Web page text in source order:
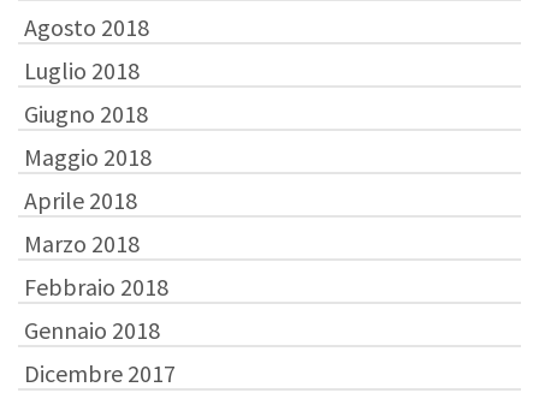
Agosto 2018
Luglio 2018
Giugno 2018
Maggio 2018
Aprile 2018
Marzo 2018
Febbraio 2018
Gennaio 2018
Dicembre 2017